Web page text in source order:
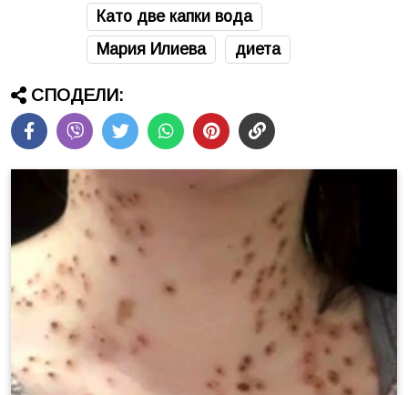
Като две капки вода
Мария Илиева
диета
СПОДЕЛИ: